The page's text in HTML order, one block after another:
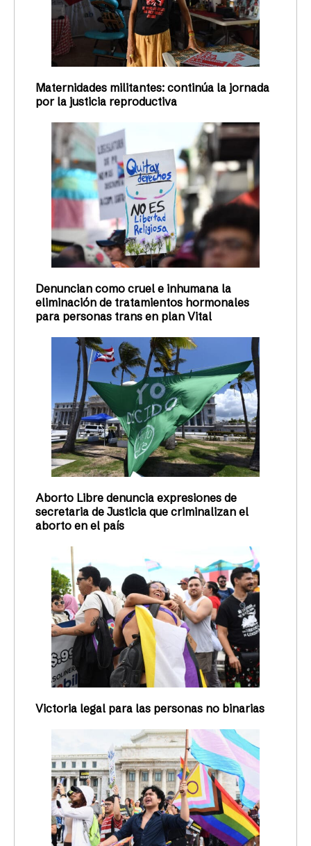
Maternidades militantes: continúa la jornada
por la justicia reproductiva
Denuncian como cruel e inhumana la
eliminación de tratamientos hormonales
para personas trans en plan Vital
Aborto Libre denuncia expresiones de
secretaria de Justicia que criminalizan el
aborto en el país
Victoria legal para las personas no binarias